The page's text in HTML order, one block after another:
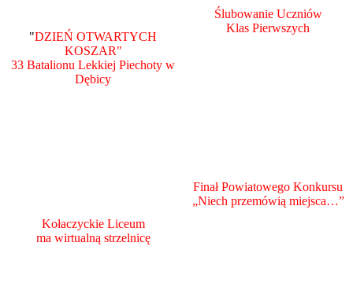
"DZIEŃ OTWARTYCH
KOSZAR"
33 Batalionu Lekkiej Piechoty w
Dębicy
Ślubowanie Uczniów
Klas Pierwszych
Kołaczyckie Liceum
ma wirtualną strzelnicę
Finał Powiatowego Konkursu
„Niech przemówią miejsca…”